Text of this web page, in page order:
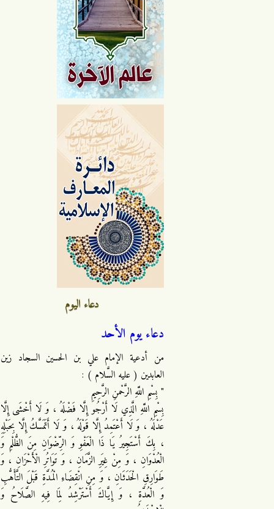
دعاء اليوم
دعاء يوم الأحد
من أدعية الإمام علي بن الحسين السجاد زين
العابدين ( عليه السَّلام ) :
" بِسْمِ اللَّهِ الرَّحْمنِ الرَّحِيمِ
بِسْمِ اللَّهِ الَّذِي لَا أَرْجُو إِلَّا فَضْلَهُ ، وَ لَا أَخْشَى إِلَّا
عَدْلَهُ ، وَ لَا أَعْتَمِدُ إِلَّا قَوْلَهُ ، وَ لَا أَتَمَسَّكُ إِلَّا بِحَبْلِهِ
، بِكَ أَسْتَجِيرُ يَا ذَا الْعَفْوِ وَ الرِّضْوَانِ مِنَ الظُّلْمِ وَ
الْعُدْوَانِ ، وَ مِنْ غِيَرِ الزَّمَانِ ، وَ تَوَاتُرِ الْأَحْزَانِ ، وَ
طَوَارِقِ الْحَدَثَانِ ، وَ مِنِ انْقِضَاءِ الْمُدَّةِ قَبْلَ التَّأَهُّبِ
وَ الْعُدَّةِ ، وَ إِيَّاكَ أَسْتَرْشِدُ لِمَا فِيهِ الصَّلَاحُ وَ